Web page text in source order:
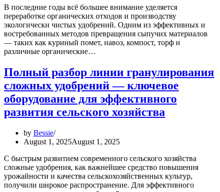
В последние годы всё большее внимание уделяется
переработке органических отходов и производству
экологически чистых удобрений. Одним из эффективных и
востребованных методов превращения сыпучих материалов
— таких как куриный помет, навоз, компост, торф и
различные органические…
Полный разбор линии гранулирования
сложных удобрений — ключевое
оборудование для эффективного
развития сельского хозяйства
by Bessie
August 1, 2025August 1, 2025
С быстрым развитием современного сельского хозяйства
сложные удобрения, как важнейшее средство повышения
урожайности и качества сельскохозяйственных культур,
получили широкое распространение. Для эффективного